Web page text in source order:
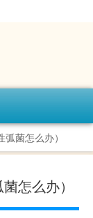
菌怎么办）
怎么办）